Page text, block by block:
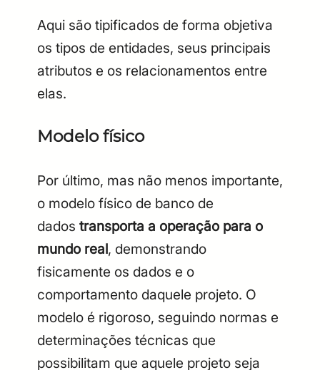
Aqui são tipificados de forma objetiva
os tipos de entidades, seus principais
atributos e os relacionamentos entre
elas.
Modelo físico
Por último, mas não menos importante,
o modelo físico de banco de
dados transporta a operação para o
mundo real, demonstrando
fisicamente os dados e o
comportamento daquele projeto. O
modelo é rigoroso, seguindo normas e
determinações técnicas que
possibilitam que aquele projeto seja